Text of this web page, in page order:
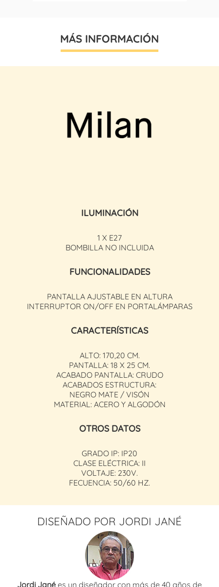
MÁS INFORMACIÓN
ILUMINACIÓN
1 X E27
BOMBILLA NO INCLUIDA
FUNCIONALIDADES
PANTALLA AJUSTABLE EN ALTURA
INTERRUPTOR ON/OFF EN PORTALÁMPARAS
CARACTERÍSTICAS
ALTO: 170,20 CM.
PANTALLA: 18 X 25 CM.
ACABADO PANTALLA: CRUDO
ACABADOS ESTRUCTURA:
NEGRO MATE / VISÓN
MATERIAL: ACERO Y ALGODÓN
OTROS DATOS
GRADO IP: IP20
CLASE ELÉCTRICA: II
VOLTAJE: 230V.
FECUENCIA: 50/60 HZ.
DISEÑADO POR JORDI JANÉ
Jordi Jané es un diseñador con más de 40 años de